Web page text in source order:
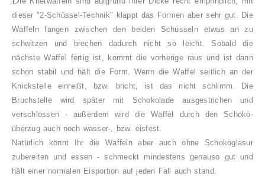
dieser "2-Schüssel-Technik" klappt das Formen aber sehr gut. Die
Waffeln fangen zwischen den beiden Schüsseln etwas an zu
schwitzen und brechen dadurch nicht so leicht. Sobald die
nächste Waffel fertig ist, kommt die vorherige raus und ist dann
schon stabil und hält die Form. Wenn die Waffel seitlich an der
Knickstelle einreißt, bzw. bricht, ist das nicht schlimm. Die
Bruchstelle wird später mit Schokolade ausgestrichen und
verschlossen - außerdem wird die Waffel durch den Schoko-
überzug auch noch wasser-, bzw. eisfest.
Natürlich könnt Ihr die Waffeln aber auch ohne Schokoglasur
zubereiten und essen - schmeckt mindestens genauso gut und
hält einer normalen Eisportion auf jeden Fall auch stand.